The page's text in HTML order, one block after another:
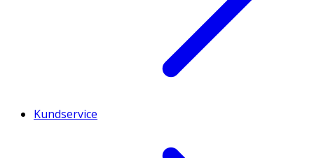
Kundservice